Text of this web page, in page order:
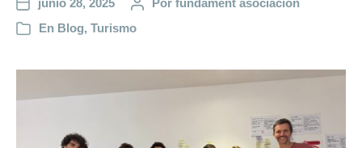
junio 28, 2025 Por fundament asociación
En Blog, Turismo